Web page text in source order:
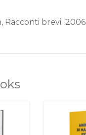
Racconti brevi 2006